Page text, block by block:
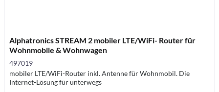
Alphatronics STREAM 2 mobiler LTE/WiFi- Router für
Wohnmobile & Wohnwagen
497019
mobiler LTE/WiFi-Router inkl. Antenne für Wohnmobil. Die
Internet-Lösung für unterwegs